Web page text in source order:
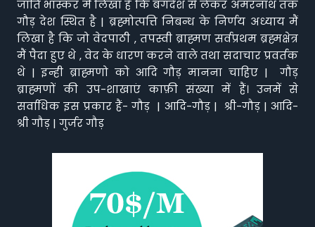
जाति भास्कर मैं लिखा है कि बंगदेश से लेकर अमरनाथ तक
गौड़ देश स्थित है | ब्रह्मोत्पत्ति निबन्ध के निर्णय अध्याय मैं
लिखा है कि जो वेदपाठी , तपस्वी ब्राह्मण सर्वप्रथम ब्रह्मक्षेत्र
मैं पैदा हुए थे , वेद के धारण करने वाले तथा सदाचार प्रवर्तक
थे | इन्ही ब्राह्मणो को आदि गौड़ मानना चाहिए | गौड़
ब्राह्मणों की उप-शाखाएं काफ़ी संख्या में हैं। उनमें से
सर्वाधिक इस प्रकार हैं- गौड़ | आदि-गौड़ | श्री-गौड़ | आदि-
श्री गौड़ | गुर्जर गौड़